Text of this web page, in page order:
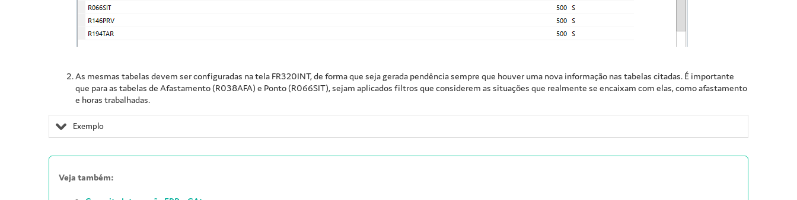
As mesmas tabelas devem ser configuradas na tela FR320INT, de forma que seja gerada pendência sempre que houver uma nova informação nas tabelas citadas. É importante
que para as tabelas de Afastamento (R038AFA) e Ponto (R066SIT), sejam aplicados filtros que considerem as situações que realmente se encaixam com elas, como afastamento
e horas trabalhadas.
Exemplo
Veja também: